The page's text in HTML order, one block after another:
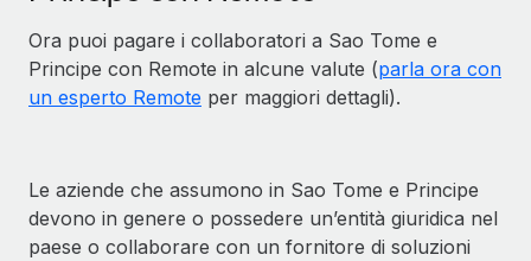
Ora puoi pagare i collaboratori a Sao Tome e
Principe con Remote in alcune valute (parla ora con
un esperto Remote per maggiori dettagli).
Le aziende che assumono in Sao Tome e Principe
devono in genere o possedere un’entità giuridica nel
paese o collaborare con un fornitore di soluzioni